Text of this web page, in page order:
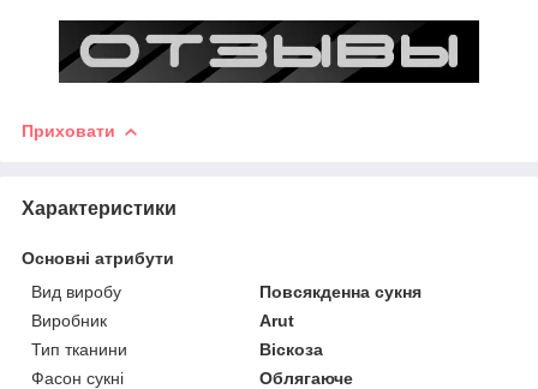
Приховати
Характеристики
Основні атрибути
Вид виробу
Повсякденна сукня
Виробник
Arut
Тип тканини
Віскоза
Фасон сукні
Облягаюче